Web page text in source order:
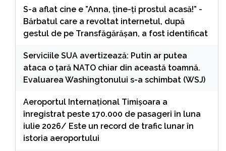
S-a aflat cine e ”Anna, ţine-ţi prostul acasă!” -
Bărbatul care a revoltat internetul, după
gestul de pe Transfăgărășan, a fost identificat
Serviciile SUA avertizează: Putin ar putea
ataca o țară NATO chiar din această toamnă.
Evaluarea Washingtonului s-a schimbat (WSJ)
Aeroportul Internaţional Timişoara a
înregistrat peste 170.000 de pasageri în luna
iulie 2026/ Este un record de trafic lunar în
istoria aeroportului